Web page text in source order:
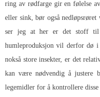
ring av rødfarge gir en følelse
eller sink, bør også
ser jeg at her er det stoff til
humleproduksjon vil derfor dø i
nokså store insekter, er det
kan være nødvendig å justere
legemidler for å kontrollere